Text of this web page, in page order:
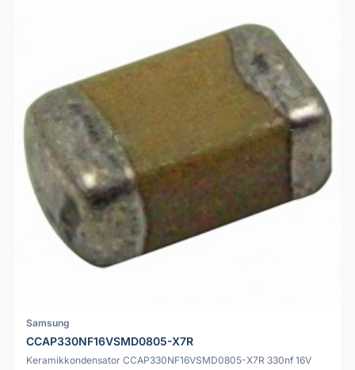
Samsung
CCAP330NF16VSMD0805-X7R
Keramikkondensator CCAP330NF16VSMD0805-X7R 330nf 16V